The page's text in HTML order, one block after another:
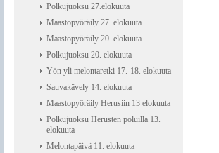
Polkujuoksu 27.elokuuta
Maastopyöräily 27. elokuuta
Maastopyöräily 20. elokuuta
Polkujuoksu 20. elokuuta
Yön yli melontaretki 17.-18. elokuuta
Sauvakävely 14. elokuuta
Maastopyöräily Herusiin 13 elokuuta
Polkujuoksu Herusten poluilla 13.
elokuuta
Melontapäivä 11. elokuuta